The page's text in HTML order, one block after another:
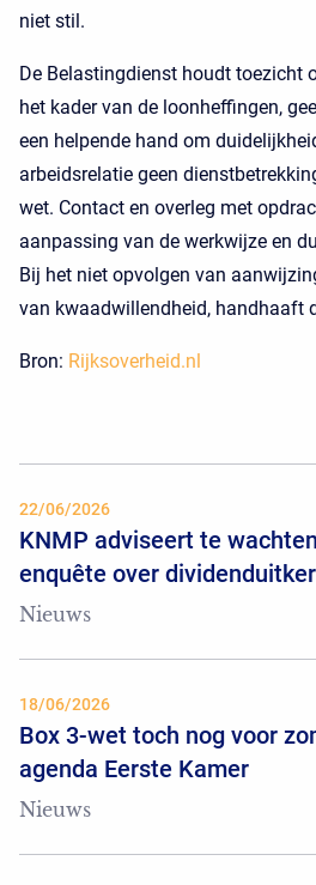
niet stil.
De Belastingdienst houdt toezicht
het kader van de loonheffingen,
een helpende hand om
arbeidsrelatie geen
wet. Contact en overleg met
aanpassing van de werkwijze en
Bij het niet opvolgen van
van kwaadwillendheid, handhaaft
Bron: Rijksoverheid.nl
22/06/2026
KNMP adviseert te
enquête over
Nieuws
18/06/2026
Box 3-wet toch nog voor
agenda Eerste Kamer
Nieuws